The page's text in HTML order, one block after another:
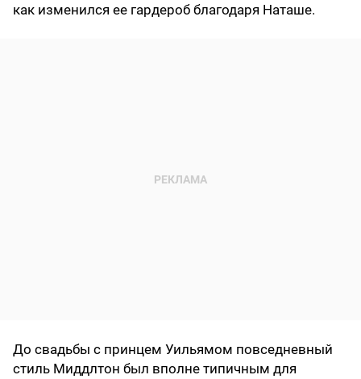
как изменился ее гардероб благодаря Наташе.
До свадьбы с принцем Уильямом повседневный
стиль Миддлтон был вполне типичным для